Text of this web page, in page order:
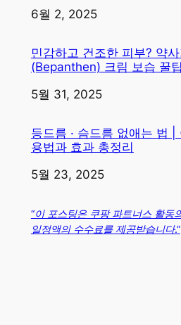
일자
6월 2, 2025
민감하고 건조한 피부? 약
(Bepanthen) 크림 보습 꿀팁
일자
5월 31, 2025
등드름 · 슴드름 없애는 법
용법과 효과 총정리
일자
5월 23, 2025
“이 포스팅은 쿠팡 파트너스 활동
일정액의 수수료를 제공받습니다.”